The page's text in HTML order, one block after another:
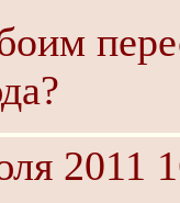
2011